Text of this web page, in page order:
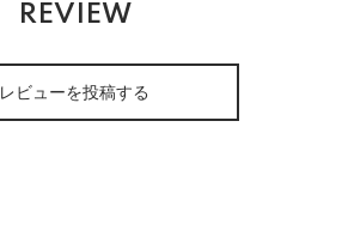
REVIEW
レビューを投稿する